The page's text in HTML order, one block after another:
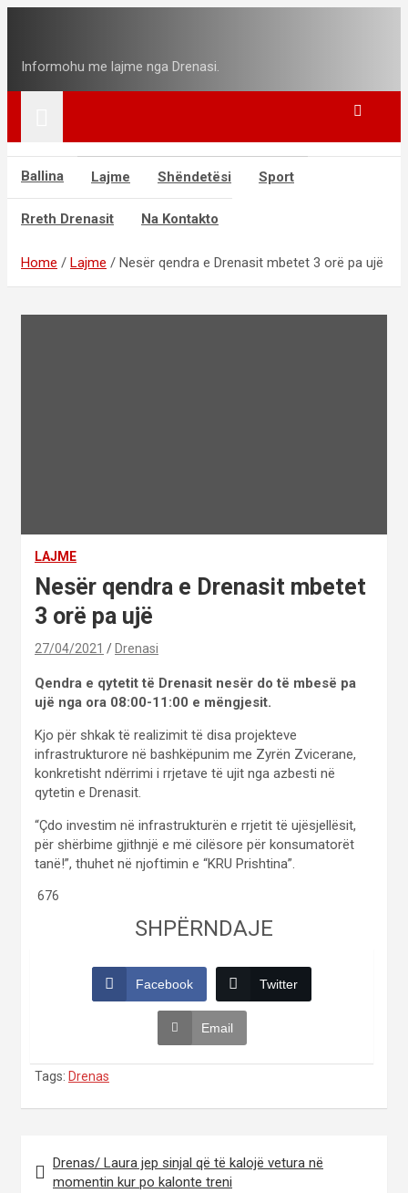
Informohu me lajme nga Drenasi.
Ballina Lajme Shëndetësi Sport
Rreth Drenasit Na Kontakto
Home Lajme Nesër qendra e Drenasit mbetet 3 orë pa ujë
LAJME
Nesër qendra e Drenasit mbetet
3 orë pa ujë
27/04/2021 Drenasi
Qendra e qytetit të Drenasit nesër do të mbesë pa
ujë nga ora 08:00-11:00 e mëngjesit.
Kjo për shkak të realizimit të disa projekteve
infrastrukturore në bashkëpunim me Zyrën Zvicerane,
konkretisht ndërrimi i rrjetave të ujit nga azbesti në
qytetin e Drenasit.
“Çdo investim në infrastrukturën e rrjetit të ujësjellësit,
për shërbime gjithnjë e më cilësore për konsumatorët
tanë!”, thuhet në njoftimin e “KRU Prishtina”.
676
SHPËRNDAJE
Facebook Twitter
Email
Tags: Drenas
navigation
Drenas/ Laura jep sinjal që të kalojë vetura në
momentin kur po kalonte treni